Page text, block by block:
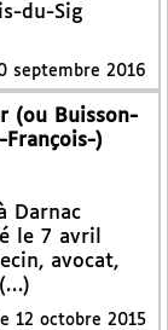
du-Sig
septembre 2016
(ou Buisson-
François-)
Darnac
le 7 avril
avocat,
12 octobre 2015